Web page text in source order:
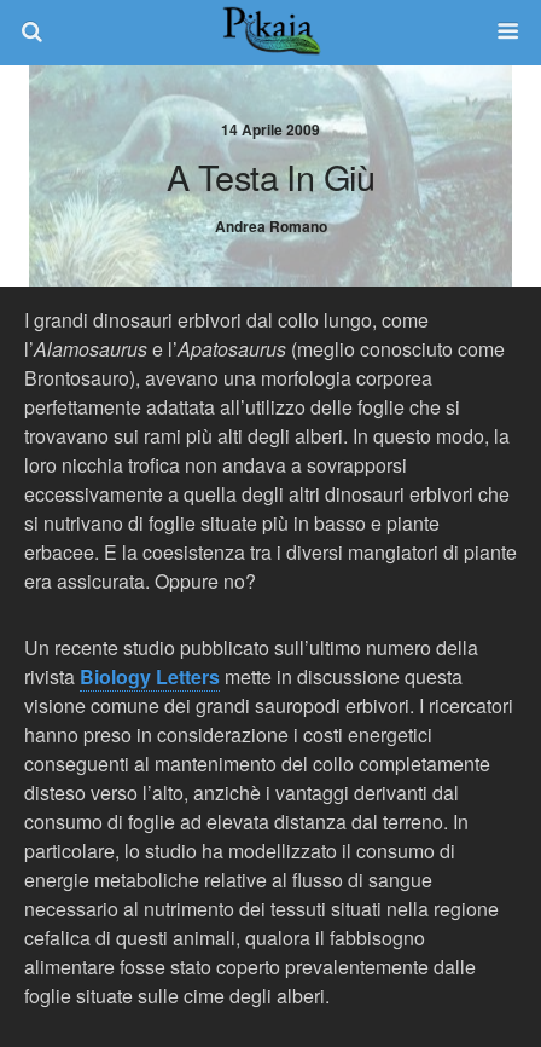
14 Aprile 2009
A Testa In Giù
Andrea Romano
I grandi dinosauri erbivori dal collo lungo, come
l’Alamosauruse l’Apatosaurus (meglio conosciuto come
Brontosauro), avevano una morfologia corporea
perfettamente adattata all’utilizzo delle foglie che si
trovavano sui rami più alti degli alberi. In questo modo, la
loro nicchia trofica non andava a sovrapporsi
eccessivamente a quella degli altri dinosauri erbivori che
si nutrivano di foglie situate più in basso e piante
erbacee. E la coesistenza tra i diversi mangiatori di piante
era assicurata. Oppure no?
Un recente studio pubblicato sull’ultimo numero della
rivista Biology Letters mette in discussione questa
visione comune dei grandi sauropodi erbivori. I ricercatori
hanno preso in considerazione i costi energetici
conseguenti al mantenimento del collo completamente
disteso verso l’alto, anzichè i vantaggi derivanti dal
consumo di foglie ad elevata distanza dal terreno. In
particolare, lo studio ha modellizzato il consumo di
energie metaboliche relative al flusso di sangue
necessario al nutrimento dei tessuti situati nella regione
cefalica di questi animali, qualora il fabbisogno
alimentare fosse stato coperto prevalentemente dalle
foglie situate sulle cime degli alberi.